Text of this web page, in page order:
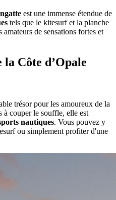
est une immense étendue de
tels que le kitesurf et la planche
de sensations fortes et
la Côte d’Opale
trésor pour les amoureux de la
à couper le souffle, elle est
nautiques. Vous pouvez y
ou simplement profiter d'une